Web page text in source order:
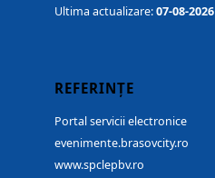
Ultima actualizare:07-08-2026
REFERINȚE
Portal servicii electronice
evenimente.brasovcity.ro
www.spclepbv.ro